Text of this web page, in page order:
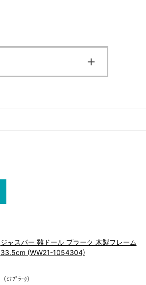
ジャスパー 雛ドール プラーク 木製フレーム
33.5cm (WW21-1054304)
（ﾋﾅﾌﾟﾗｰｸ）